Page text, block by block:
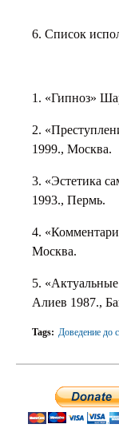
6. Список
1. «Гипноз»
2.
1999., Москва.
3. «Эстетика
1993., Пермь.
4.
Москва.
5.
Алиев 1987.,
Tags: Доведение до